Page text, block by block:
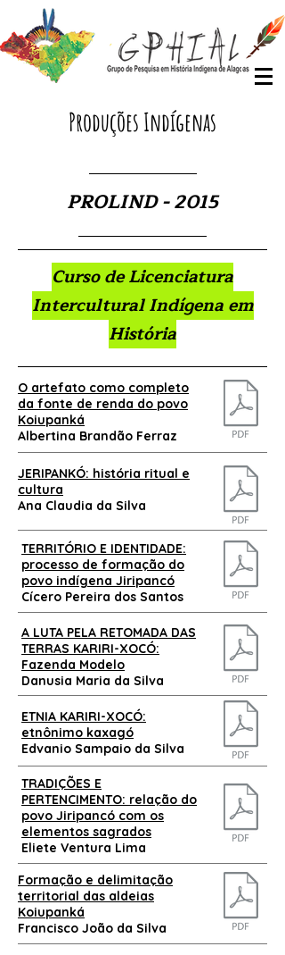
Produções Indígenas
PROLIND - 2015
Curso de Licenciatura
Intercultural Indígena em
História
O artefato como completo
da fonte de renda do povo
Koiupanká
Albertina Brandão Ferraz
JERIPANKÓ: história ritual e
cultura
Ana Claudia da Silva
TERRITÓRIO E IDENTIDADE:
processo de formação do
povo indígena Jiripancó
Cícero Pereira dos Santos
A LUTA PELA RETOMADA DAS
TERRAS KARIRI-XOCÓ:
Fazenda Modelo
Danusia Maria da Silva
ETNIA KARIRI-XOCÓ:
etnônimo kaxagó
Edvanio Sampaio da Silva
TRADIÇÕES E
PERTENCIMENTO: relação do
povo Jiripancó com os
elementos sagrados
Eliete Ventura Lima
Formação e delimitação
territorial das aldeias
Koiupanká
Francisco João da Silva